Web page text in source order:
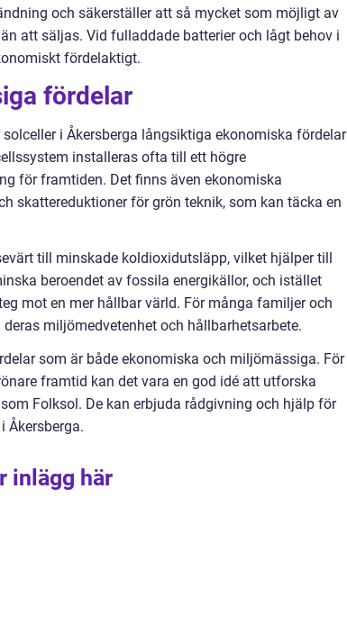
och säkerställer att så mycket som möjligt av
att säljas. Vid fulladdade batterier och lågt behov i
fördelaktigt.
fördelar
i Åkersberga långsiktiga ekonomiska fördelar
installeras ofta till ett högre
för framtiden. Det finns även ekonomiska
skattereduktioner för grön teknik, som kan täcka en
till minskade koldioxidutsläpp, vilket hjälper till
beroendet av fossila energikällor, och istället
mot en mer hållbar värld. För många familjer och
miljömedvetenhet och hållbarhetsarbete.
som är både ekonomiska och miljömässiga. För
framtid kan det vara en god idé att utforska
Folksol. De kan erbjuda rådgivning och hjälp för
Åkersberga.
inlägg här